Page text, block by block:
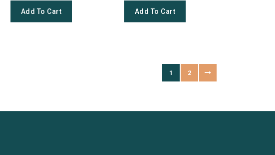
Add To Cart Add To Cart
1 2